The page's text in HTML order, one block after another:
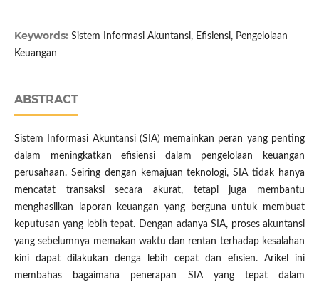
Keywords: Sistem Informasi Akuntansi, Efisiensi, Pengelolaan
Keuangan
ABSTRACT
Sistem Informasi Akuntansi (SIA) memainkan peran yang penting
dalam meningkatkan efisiensi dalam pengelolaan keuangan
perusahaan. Seiring dengan kemajuan teknologi, SIA tidak hanya
mencatat transaksi secara akurat, tetapi juga membantu
menghasilkan laporan keuangan yang berguna untuk membuat
keputusan yang lebih tepat. Dengan adanya SIA, proses akuntansi
yang sebelumnya memakan waktu dan rentan terhadap kesalahan
kini dapat dilakukan denga lebih cepat dan efisien. Arikel ini
membahas bagaimana penerapan SIA yang tepat dalam